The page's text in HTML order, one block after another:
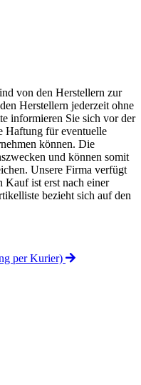
von den Herstellern zur
Herstellern jederzeit ohne
informieren Sie sich vor der
Haftung für eventuelle
können. Die
und können somit
Unsere Firma verfügt
Kauf ist erst nach einer
bezieht sich auf den
per Kurier)